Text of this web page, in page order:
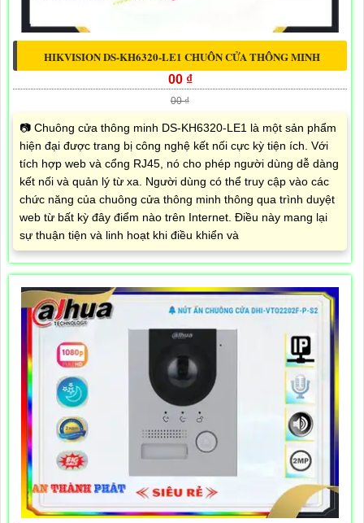
HIKVISION DS-KH6320-LE1 CHUÔN CỬA THÔNG MINH
00 ₫
00 ₫
📷 Chuông cửa thông minh DS-KH6320-LE1 là một sản phẩm
hiện đại được trang bị công nghệ kết nối cực kỳ tiện ích. Với
tích hợp web và cổng RJ45, nó cho phép người dùng dễ dàng
kết nối và quản lý từ xa. Người dùng có thể truy cập vào các
chức năng của chuông cửa thông minh thông qua trình duyệt
web từ bất kỳ đây điểm nào trên Internet. Điều này mang lại
sự thuận tiện và linh hoạt khi điều khiển và